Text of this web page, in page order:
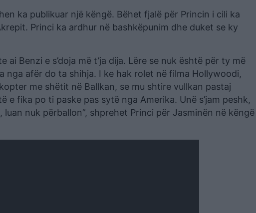
ka publikuar një këngë. Bëhet fjalë për Princin i cili ka
Princi ka ardhur në bashkëpunim dhe duket se ky
ai Benzi e s’doja më t’ja dija. Lëre se nuk është për ty më
afër do ta shihja. I ke hak rolet në filma Hollywoodi,
me shëtit në Ballkan, se mu shtire vullkan pastaj
e fika po ti paske pas sytë nga Amerika. Unë s’jam peshk,
nuk përballon”, shprehet Princi për Jasminën në këngë